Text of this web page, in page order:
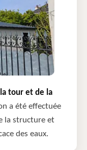
tour et de la
a été effectuée
la structure et
des eaux.